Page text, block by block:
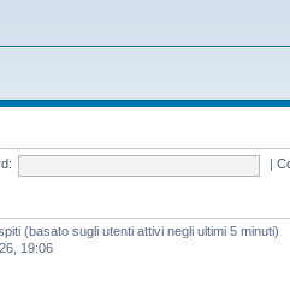
|
(basato sugli utenti attivi negli ultimi 5 minuti)
19:06